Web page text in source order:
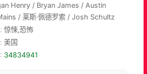
Henry / Bryan James / Austin
/ 莱斯·佩德罗索 / Josh Schultz
惊悚,恐怖
美国
34834941